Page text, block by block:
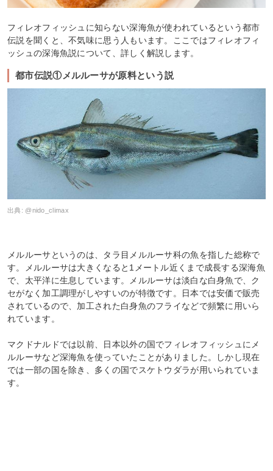
フィレオフィッシュに知らない深海魚が使われているという都市
伝説を聞くと、不気味に思う人もいます。ここではフィレオフィ
ッシュの深海魚説について、詳しく解説します。
都市伝説①メルルーサが原料という説
出典: @nido_climax
メルルーサというのは、タラ目メルルーサ科の魚を指した総称で
す。メルルーサは大きくなると1メートル近くまで成長する深海魚
で、太平洋に生息しています。メルルーサは淡白な白身魚で、ク
セがなく加工調理がしやすいのが特徴です。日本では安価で販売
されているので、加工された白身魚のフライなどで頻繁に用いら
れています。
マクドナルドでは以前、日本以外の国でフィレオフィッシュにメ
ルルーサなど深海魚を使っていたことがありました。しかし現在
では一部の国を除き、多くの国でスケトウダラが用いられていま
す。